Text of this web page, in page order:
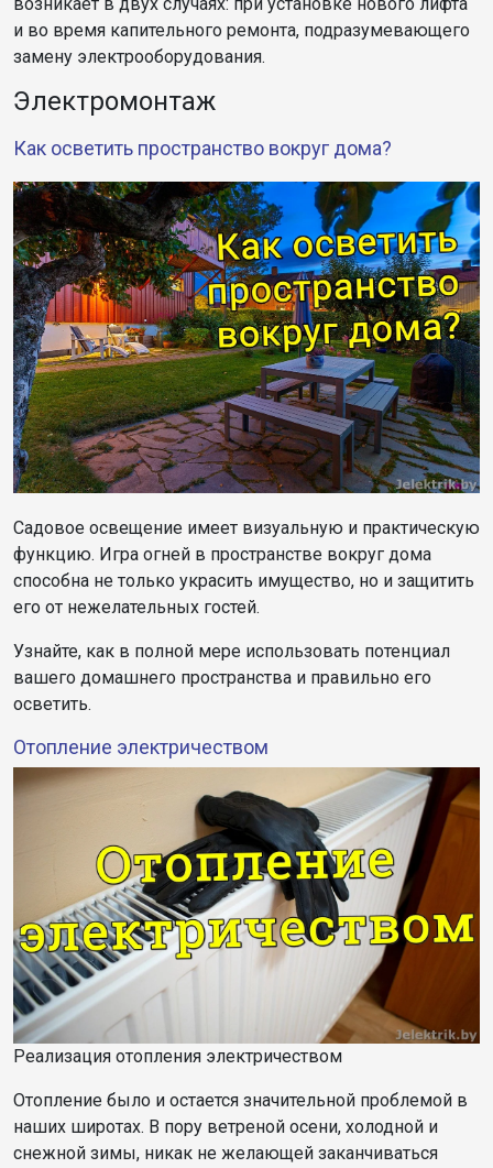
и во время капительного ремонта, подразумевающего
замену электрооборудования.
Электромонтаж
Как осветить пространство вокруг дома?
Садовое освещение имеет визуальную и практическую
функцию. Игра огней в пространстве вокруг дома
способна не только украсить имущество, но и защитить
его от нежелательных гостей.
Узнайте, как в полной мере использовать потенциал
вашего домашнего пространства и правильно его
осветить.
Отопление электричеством
Реализация отопления электричеством
Отопление было и остается значительной проблемой в
наших широтах. В пору ветреной осени, холодной и
снежной зимы, никак не желающей заканчиваться